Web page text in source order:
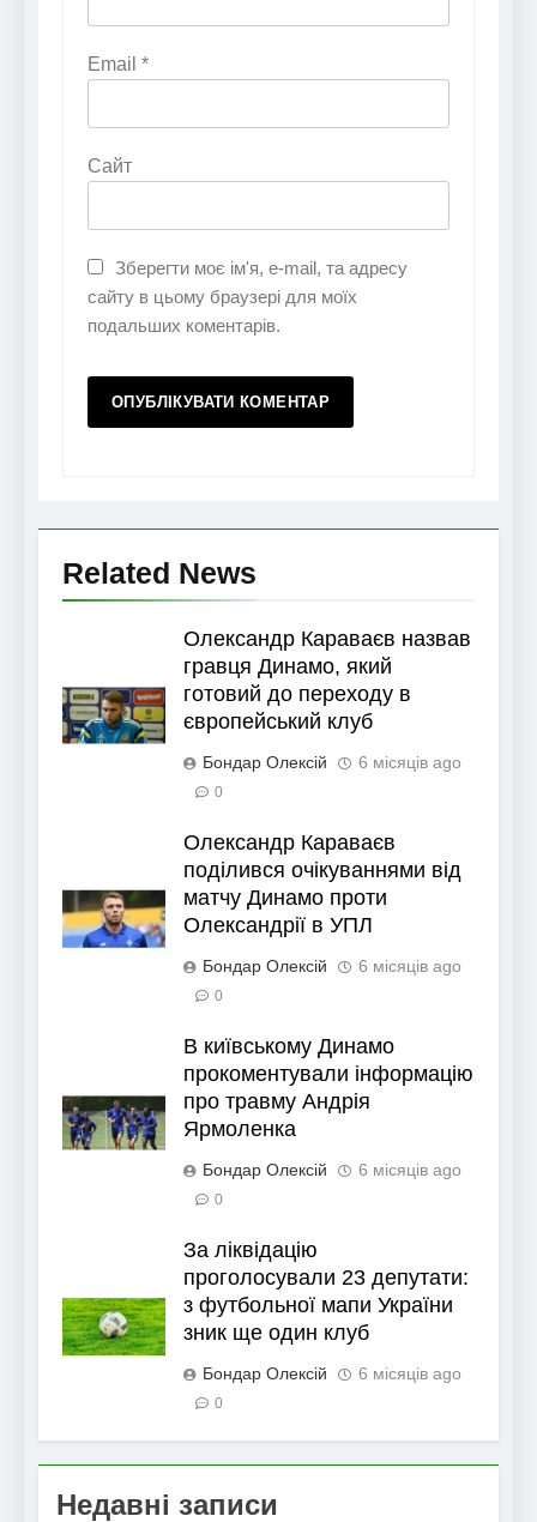
Email *
Сайт
Зберегти моє ім'я, e-mail, та адресу
сайту в цьому браузері для моїх
подальших коментарів.
Related News
Олександр Караваєв назвав
гравця Динамо, який
готовий до переходу в
європейський клуб
Бондар Олексій 6 місяців ago
0
Олександр Караваєв
поділився очікуваннями від
матчу Динамо проти
Олександрії в УПЛ
Бондар Олексій 6 місяців ago
0
В київському Динамо
прокоментували інформацію
про травму Андрія
Ярмоленка
Бондар Олексій 6 місяців ago
0
За ліквідацію
проголосували 23 депутати:
з футбольної мапи України
зник ще один клуб
Бондар Олексій 6 місяців ago
0
Недавні записи